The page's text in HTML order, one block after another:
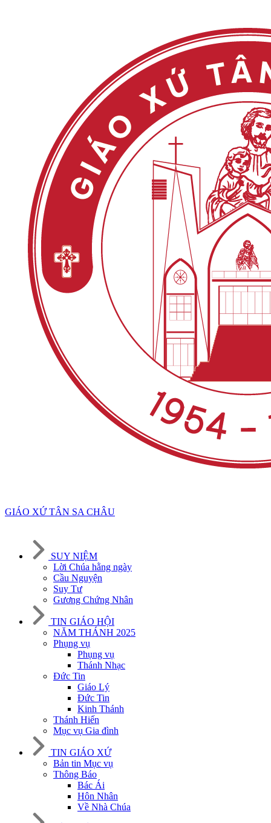
GIÁO XỨ TÂN SA CHÂU
SUY NIỆM
Lời Chúa hằng ngày
Cầu Nguyện
Suy Tư
Gương Chứng Nhân
TIN GIÁO HỘI
NĂM THÁNH 2025
Phụng vụ
Phụng vụ
Thánh Nhạc
Đức Tin
Giáo Lý
Đức Tin
Kinh Thánh
Thánh Hiến
Mục vụ Gia đình
TIN GIÁO XỨ
Bản tin Mục vụ
Thông Báo
Bác Ái
Hôn Nhân
Về Nhà Chúa